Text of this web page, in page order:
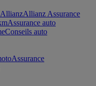
AllianzAllianz Assurance
Assurance auto
Conseils auto
Assurance